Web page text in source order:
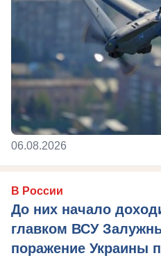
06.08.2026
В России
До них начало
главком ВСУ
поражение Украины